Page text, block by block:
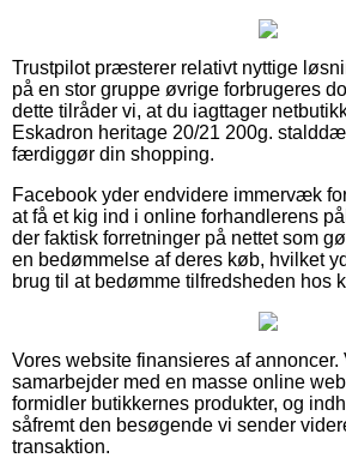
Trustpilot præsterer relativt nyttige
på en stor gruppe øvrige forbrugeres
dette tilråder vi, at du iagttager
Eskadron heritage 20/21 200g.
færdiggør din shopping.
Facebook yder endvidere immervæk
at få et kig ind i online forhandlerens
der faktisk forretninger på nettet som
en bedømmelse af deres køb, hvilket
brug til at bedømme tilfredsheden hos
Vores website finansieres af
samarbejder med en masse online
formidler butikkernes produkter, og
såfremt den besøgende vi sender
transaktion.